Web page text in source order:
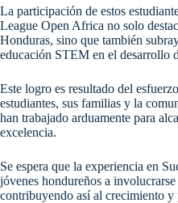
La participación de estos
League Open Africa no solo
Honduras, sino que también
educación STEM en el desarrollo
Este logro es resultado del
estudiantes, sus familias y la
han trabajado arduamente para
excelencia.
Se espera que la experiencia en
jóvenes hondureños a
contribuyendo así al crecimiento y